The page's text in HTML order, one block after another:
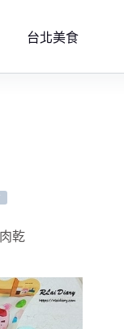
台北美食
乾